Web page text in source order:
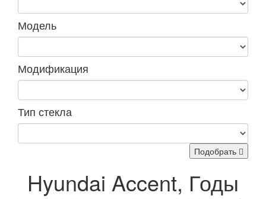
Модель
Модификация
Тип стекла
Подобрать
Hyundai Accent, Годы